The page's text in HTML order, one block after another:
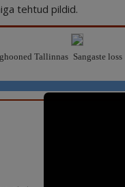
tehtud pildid.
Tallinnas Sangaste loss